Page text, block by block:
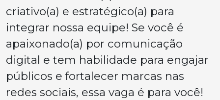
criativo(a) e estratégico(a) para
integrar nossa equipe! Se você é
apaixonado(a) por comunicação
digital e tem habilidade para engajar
públicos e fortalecer marcas nas
redes sociais, essa vaga é para você!